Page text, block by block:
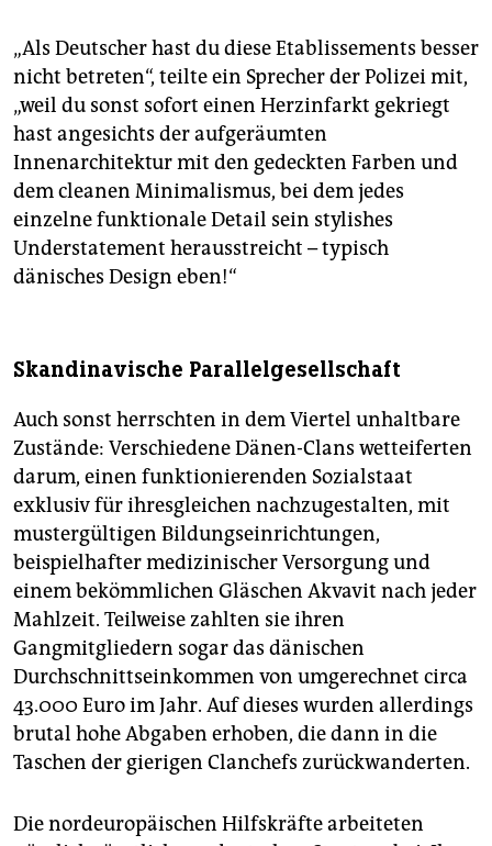
„Als Deutscher hast du diese Etablissements besser
nicht betreten“, teilte ein Sprecher der Polizei mit,
„weil du sonst sofort einen Herzinfarkt gekriegt
hast angesichts der aufgeräumten
Innenarchitektur mit den gedeckten Farben und
dem cleanen Minimalismus, bei dem jedes
einzelne funktionale Detail sein stylishes
Understatement herausstreicht – typisch
dänisches Design eben!“
Skandinavische Parallelgesellschaft
Auch sonst herrschten in dem Viertel unhaltbare
Zustände: Verschiedene Dänen-Clans wetteiferten
darum, einen funktionierenden Sozialstaat
exklusiv für ihresgleichen nachzugestalten, mit
mustergültigen Bildungseinrichtungen,
beispielhafter medizinischer Versorgung und
einem bekömmlichen Gläschen Akvavit nach jeder
Mahlzeit. Teilweise zahlten sie ihren
Gangmitgliedern sogar das dänischen
Durchschnittseinkommen von umgerechnet circa
43.000 Euro im Jahr. Auf dieses wurden allerdings
brutal hohe Abgaben erhoben, die dann in die
Taschen der gierigen Clanchefs zurückwanderten.
Die nordeuropäischen Hilfskräfte arbeiteten